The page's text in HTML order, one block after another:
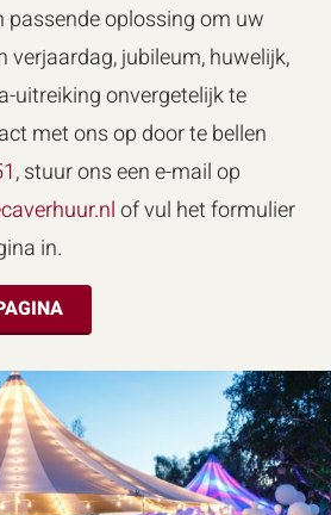
passende oplossing om uw
verjaardag, jubileum, huwelijk,
uitreiking onvergetelijk te
met ons op door te bellen
, stuur ons een e-mail op
of vul het formulier
in.